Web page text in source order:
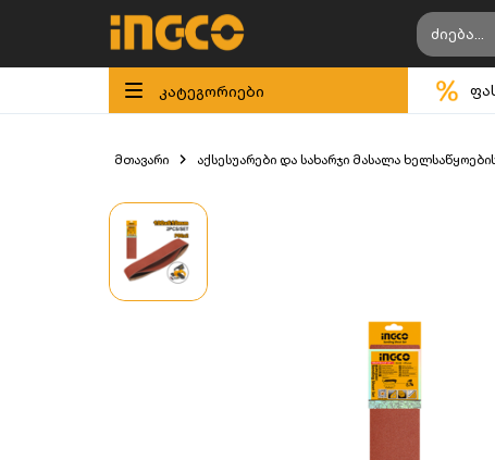
კატეგორიები
მთავარი აქსესუარები და სახარჯი მასალა